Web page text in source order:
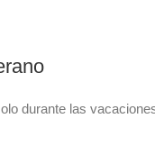
durante las